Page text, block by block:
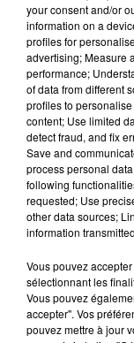
L'ORDRE
Alors que les
s'est avéré
l'inspection du
les conditions
TITRES
1h16
1h16
AKON
your consent and/or
information on a
profiles for
advertising; Measure
performance;
of data from different
profiles to
content; Use limited
detect fraud, and fix
Save and
process personal
following
requested; Use
other data sources;
information
Vous pouvez
sélectionnant les
Vous pouvez
accepter". Vos
pouvez mettre à jour